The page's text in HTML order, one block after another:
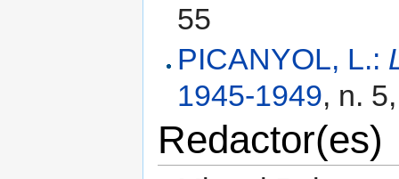
55
PICANYOL, L.:
1945-1949, n.
Redactor(es)